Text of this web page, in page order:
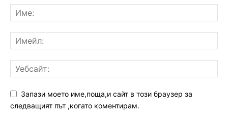
Запази моето име,поща,и сайт в този браузер за
следващият път ,когато коментирам.